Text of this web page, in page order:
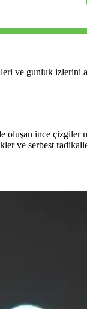
ve gunluk izlerini
oluşan ince
ve serbest